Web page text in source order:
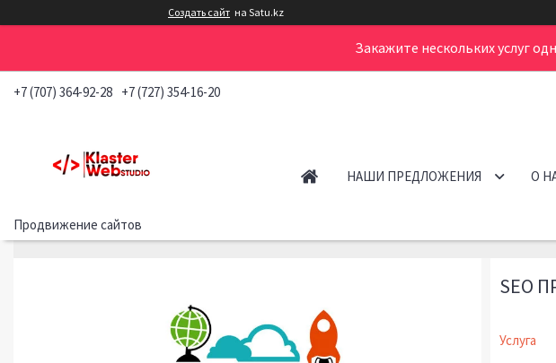
Создать сайт на Satu.kz
Закажите нескольких услуг
+7 (707) 364-92-28 +7 (727) 354-16-20
Продвижение сайтов
НАШИ ПРЕДЛОЖЕНИЯ О
SEO
Услуга